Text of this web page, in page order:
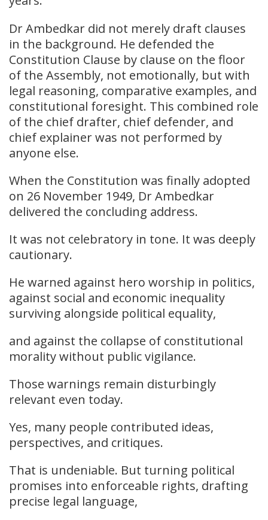
Dr Ambedkar did not merely draft clauses
in the background. He defended the
Constitution Clause by clause on the floor
of the Assembly, not emotionally, but with
legal reasoning, comparative examples, and
constitutional foresight. This combined role
of the chief drafter, chief defender, and
chief explainer was not performed by
anyone else.
When the Constitution was finally adopted
on 26 November 1949, Dr Ambedkar
delivered the concluding address.
It was not celebratory in tone. It was deeply
cautionary.
He warned against hero worship in politics,
against social and economic inequality
surviving alongside political equality,
and against the collapse of constitutional
morality without public vigilance.
Those warnings remain disturbingly
relevant even today.
Yes, many people contributed ideas,
perspectives, and critiques.
That is undeniable. But turning political
promises into enforceable rights, drafting
precise legal language,